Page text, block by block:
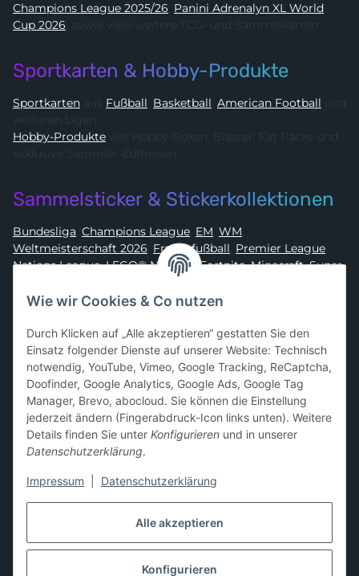
Champions League 2025/26, Panini Adrenalyn XL World
Cup 2026, sowie viele weitere TCG- und Sammelkarten
Sportkarten & Hobby-Produkte
Sportkarten aus Fußball, Basketball, American Football und
weiteren Ligen
Hobby-Produkte
exklusive Sammler-Editionen
Sammelsticker & Stickerkollektionen
Bundesliga, Champions League, EM, WM,
Weltmeisterschaft 2026, Frauenfußball, Premier League,
Nations League, LEGO® Ninjago Fortnite,Minecraft,Super
Asterix
Sammelkarten-Zubehör &
Schutzprodukte
Card Sleeves, Penny Sleeves, Premium Sleeves,Toploader
Magnetic Holder, Sammelalben / Binder / Pocket Pages
Deckboxen ,Playmats undAufbewahrungslösungen
Alle akzeptieren
Konfigurieren
Wie wir Cookies & Co nutzen
Durch Klicken auf „Alle akzeptieren“ gestatten Sie den
Einsatz folgender Dienste auf unserer Website: Technisch
notwendig, YouTube, Vimeo, Google Tracking, ReCaptcha,
Doofinder, Google Analytics, Google Ads, Google Tag
Manager, Brevo, abocloud. Sie können die Einstellung
jederzeit ändern (Fingerabdruck-Icon links unten). Weitere
Details finden Sie unter Konfigurieren und in unserer
Datenschutzerklärung.
Impressum Datenschutzerklärung